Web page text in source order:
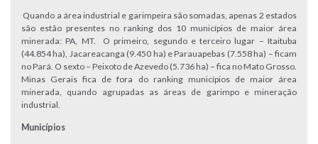
Quando a área industrial e garimpeira são somadas, apenas 2 estados
são estão presentes no ranking dos 10 municípios de maior área
minerada: PA, MT. O primeiro, segundo e terceiro lugar – Itaituba
(44.854 ha), Jacareacanga (9.450 ha) e Parauapebas (7.558 ha) – ficam
no Pará. O sexto – Peixoto de Azevedo (5.736 ha) – fica no Mato Grosso.
Minas Gerais fica de fora do ranking municípios de maior área
minerada, quando agrupadas as áreas de garimpo e mineração
industrial.
Municípios